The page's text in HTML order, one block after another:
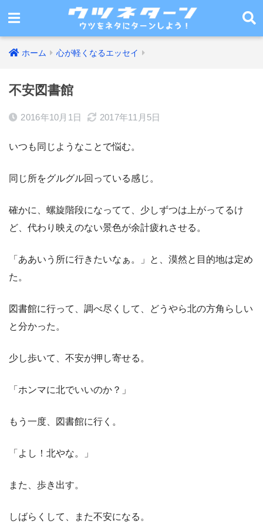
ホーム 心が軽くなるエッセイ
不安図書館
2016年10月1日 2017年11月5日
いつも同じようなことで悩む。
同じ所をグルグル回っている感じ。
確かに、螺旋階段になってて、少しずつは上がってるけ
ど、代わり映えのない景色が余計疲れさせる。
「ああいう所に行きたいなぁ。」と、漠然と目的地は定め
た。
図書館に行って、調べ尽くして、どうやら北の方角らしい
と分かった。
少し歩いて、不安が押し寄せる。
「ホンマに北でいいのか？」
もう一度、図書館に行く。
「よし！北やな。」
また、歩き出す。
しばらくして、また不安になる。